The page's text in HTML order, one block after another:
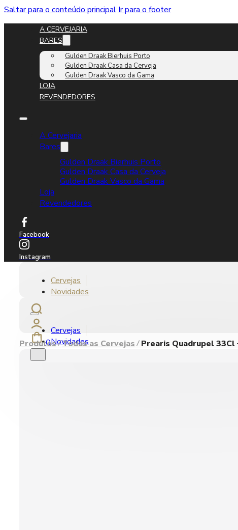
Saltar para o conteúdo principal Ir para o footer
A CERVEJARIA
BARES
Gulden Draak Bierhuis Porto
Gulden Draak Casa da Cerveja
Gulden Draak Vasco da Gama
LOJA
REVENDEDORES
A Cervejaria
Bares
Gulden Draak Bierhuis Porto
Gulden Draak Casa da Cerveja
Gulden Draak Vasco da Gama
Loja
Revendedores
Facebook
Instagram
Cervejas
Novidades
Cervejas
Novidades
0
Produtos Todas as Cervejas Prearis Quadrupel 33Cl